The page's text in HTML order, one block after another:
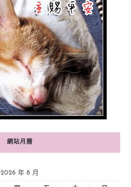
網站月曆
2026 年 8 月